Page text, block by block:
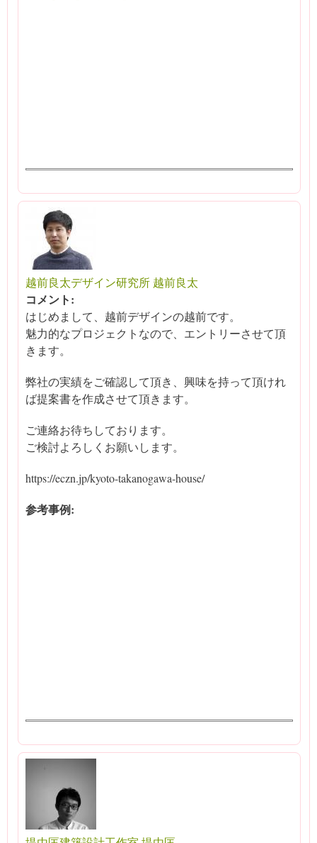
越前良太デザイン研究所 越前良太
コメント:
はじめまして、越前デザインの越前です。
魅力的なプロジェクトなので、エントリーさせて頂
きます。
弊社の実績をご確認して頂き、興味を持って頂けれ
ば提案書を作成させて頂きます。
ご連絡お待ちしております。
ご検討よろしくお願いします。
https://eczn.jp/kyoto-takanogawa-house/
参考事例: